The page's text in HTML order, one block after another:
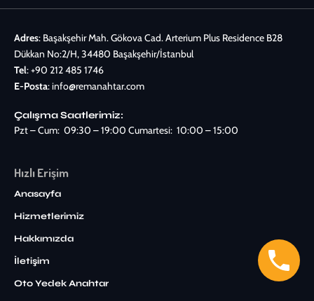
Adres: Başakşehir Mah. Gökova Cad. Arterium Plus Residence B28
Dükkan No:2/H, 34480 Başakşehir/İstanbul
Tel:+90 212 485 1746
E-Posta:info@remanahtar.com
Çalışma Saatlerimiz:
Pzt – Cum: 09:30 – 19:00 Cumartesi: 10:00 – 15:00
Hızlı Erişim
Anasayfa
Hizmetlerimiz
Hakkımızda
İletişim
Oto Yedek Anahtar